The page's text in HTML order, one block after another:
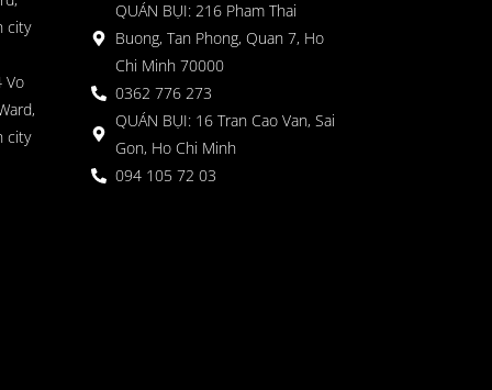
city
Vo
city
QUÁN BỤI: 216 Pham Thai
Buong, Tan Phong, Quan 7, Ho
Chi Minh 70000
0362 776 273
QUÁN BỤI: 16 Tran Cao Van, Sai
Gon, Ho Chi Minh
094 105 72 03